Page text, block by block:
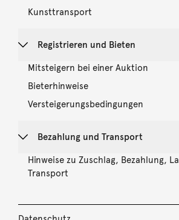
Kunsttransport
Registrieren und Bieten
Mitsteigern bei einer Auktion
Bieterhinweise
Versteigerungsbedingungen
Bezahlung und Transport
Hinweise zu Zuschlag, Bezahlung,
Transport